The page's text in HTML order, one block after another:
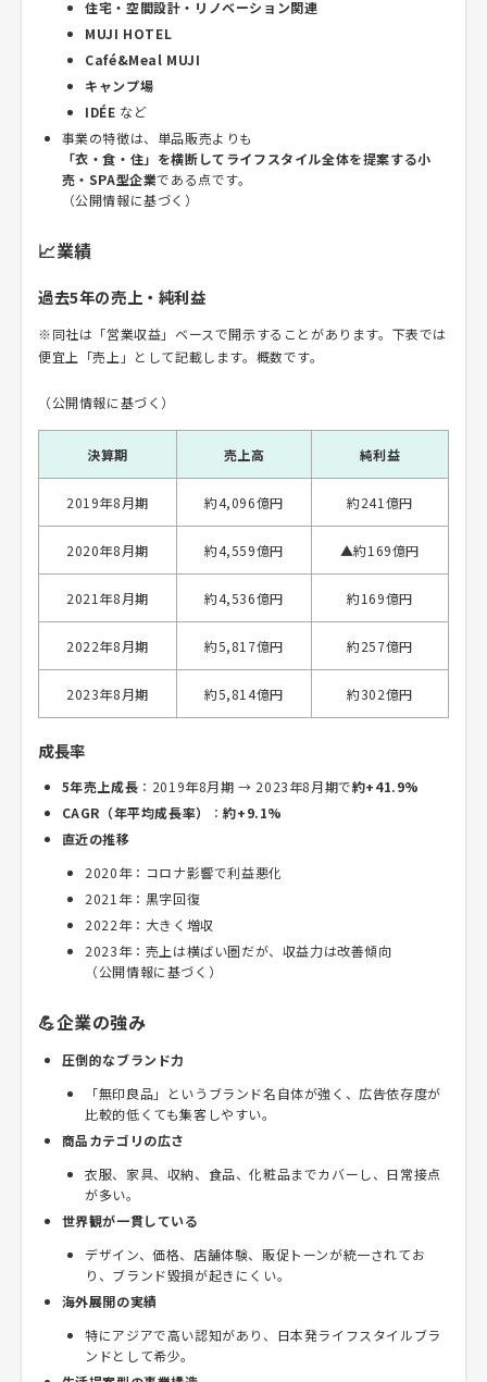
住宅・空間設計・リノベーション関連
MUJI HOTEL
Café&Meal MUJI
キャンプ場
IDÉE など
事業の特徴は、単品販売よりも
「衣・食・住」を横断してライフスタイル全体を提案する小
売・SPA型企業である点です。
（公開情報に基づく）
📈業績
過去5年の売上・純利益
※同社は「営業収益」ベースで開示することがあります。下表では
便宜上「売上」として記載します。概数です。
（公開情報に基づく）
決算期 売上高 純利益
2019年8月期 約4,096億円 約241億円
2020年8月期 約4,559億円 ▲約169億円
2021年8月期 約4,536億円 約169億円
2022年8月期 約5,817億円 約257億円
2023年8月期 約5,814億円 約302億円
成長率
5年売上成長 ：2019年8月期 → 2023年8月期で約+41.9%
CAGR（年平均成長率）
：約+9.1%
直近の推移
2020年：コロナ影響で利益悪化
2021年：黒字回復
2022年：大きく増収
2023年：売上は横ばい圏だが、収益力は改善傾向
（公開情報に基づく）
💪企業の強み
圧倒的なブランド力
「無印良品」というブランド名自体が強く、広告依存度が
比較的低くても集客しやすい。
商品カテゴリの広さ
衣服、家具、収納、食品、化粧品までカバーし、日常接点
が多い。
世界観が一貫している
デザイン、価格、店舗体験、販促トーンが統一されてお
り、ブランド毀損が起きにくい。
海外展開の実績
特にアジアで高い認知があり、日本発ライフスタイルブラ
ンドとして希少。